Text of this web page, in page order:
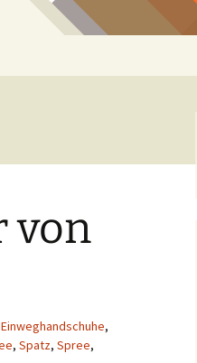
von
Einweghandschuhe,
, Spatz, Spree,